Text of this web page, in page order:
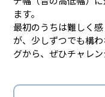
ます。
最初のうちは難しく
が、少しずつでも構
グから、ぜひチャレン